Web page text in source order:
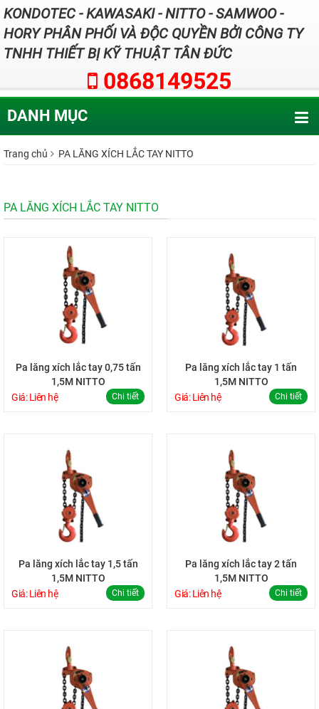
KONDOTEC - KAWASAKI - NITTO - SAMWOO -
HORY PHÂN PHỐI VÀ ĐỘC QUYỀN BỞI CÔNG TY
TNHH THIẾT BỊ KỸ THUẬT TÂN ĐỨC
0868149525
DANH MỤC
Trang chủ PA LĂNG XÍCH LẮC TAY NITTO
PA LĂNG XÍCH LẮC TAY NITTO
Pa lăng xích lắc tay 0,75 tấn
1,5M NITTO
Giá: Liên hệ
Chi tiết
Pa lăng xích lắc tay 1 tấn
1,5M NITTO
Giá: Liên hệ
Chi tiết
Pa lăng xích lắc tay 1,5 tấn
1,5M NITTO
Giá: Liên hệ
Chi tiết
Pa lăng xích lắc tay 2 tấn
1,5M NITTO
Giá: Liên hệ
Chi tiết